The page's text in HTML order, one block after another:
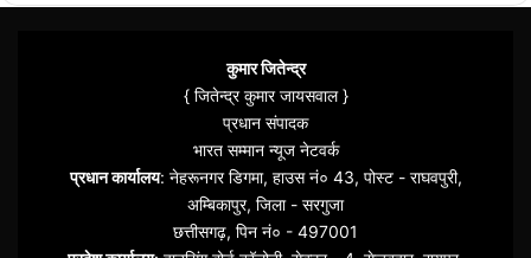
कुमार जितेन्द्र
{ जितेन्द्र कुमार जायसवाल }
प्रधान संपादक
भारत सम्मान न्यूज नेटवर्क
प्रधान कार्यालय: नेहरूनगर डिगमा, हाउस नं० 43, पोस्ट - राघवपुरी,
अम्बिकापुर, जिला - सरगुजा
छत्तीसगढ़, पिन नं० - 497001